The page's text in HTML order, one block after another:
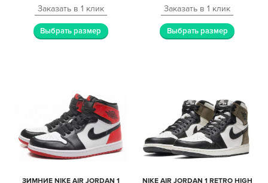
Заказать в 1 клик
Выбрать размер
Заказать в 1 клик
Выбрать размер
ЗИМНИЕ NIKE AIR JORDAN 1
NIKE AIR JORDAN 1 RETRO HIGH